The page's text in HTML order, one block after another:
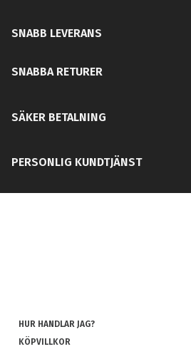
SNABB LEVERANS
SNABBA RETURER
SÄKER BETALNING
PERSONLIG KUNDTJÄNST
HUR HANDLAR JAG?
KÖPVILLKOR